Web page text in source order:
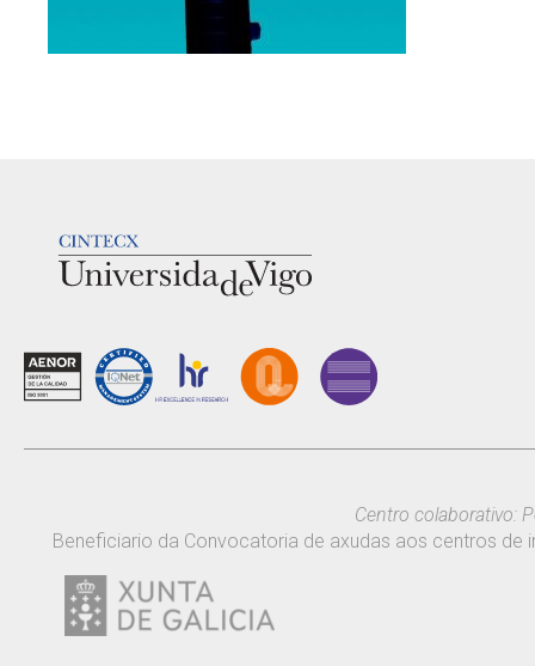
Centro colaborativo:
Beneficiario da Convocatoria de axudas aos centros de